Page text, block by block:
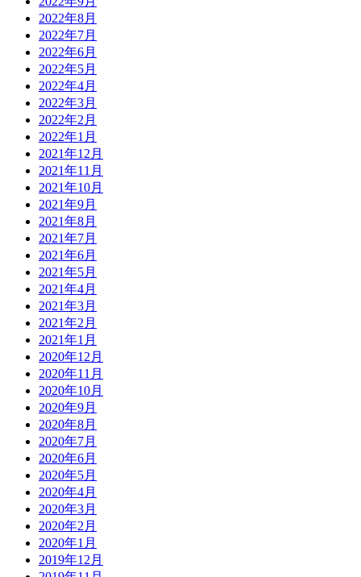
2022年8月
2022年7月
2022年6月
2022年5月
2022年4月
2022年3月
2022年2月
2022年1月
2021年12月
2021年11月
2021年10月
2021年9月
2021年8月
2021年7月
2021年6月
2021年5月
2021年4月
2021年3月
2021年2月
2021年1月
2020年12月
2020年11月
2020年10月
2020年9月
2020年8月
2020年7月
2020年6月
2020年5月
2020年4月
2020年3月
2020年2月
2020年1月
2019年12月